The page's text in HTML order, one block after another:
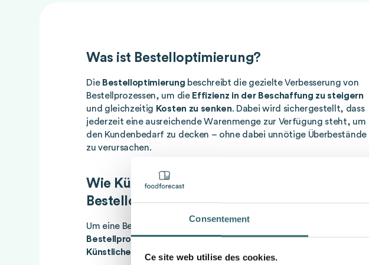
Consentement
Ce site web utilise des cookies.
Was ist Bestelloptimierung?
Die Bestelloptimierung beschreibt die gezielte Verbesserung von
Bestellprozessen, um die Effizienz in der Beschaffung zu steigern
und gleichzeitig Kosten zu senken. Dabei wird sichergestellt, dass
jederzeit eine ausreichende Warenmenge zur Verfügung steht, um
den Kundenbedarf zu decken – ohne dabei unnötige Überbestände
zu verursachen.
Wie Künstliche Intelligenz die
Bestelloptimierung unterstützt
Um eine Bestelloptimierung zu erreichen, müssen bestehende
Bestellprozesse und -strategienanalysiert und angepasst werden.
Künstliche Intelligenz (KI)
bietet hier wertvolle Unterstützung: